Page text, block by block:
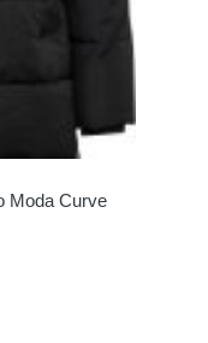
Moda Curve